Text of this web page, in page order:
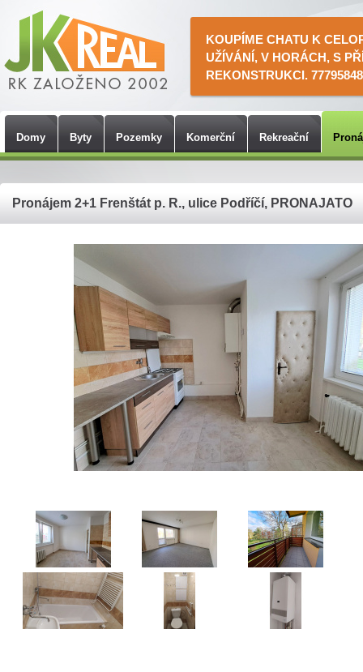
KOUPÍME CHATU K
UŽÍVÁNÍ, V HORÁCH, S
REKONSTRUKCI.
Domy Byty Pozemky Komerční Rekreační
Pronájem 2+1 Frenštát p. R., ulice Podříčí, PRONAJATO